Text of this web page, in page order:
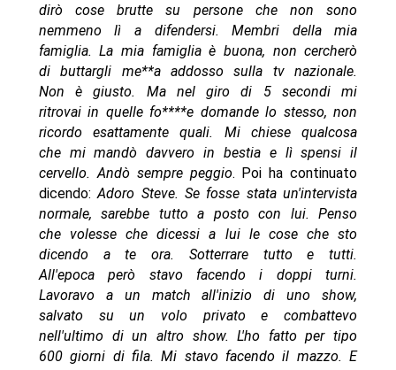
dirò cose brutte su persone che non sono
nemmeno lì a difendersi. Membri della mia
famiglia. La mia famiglia è buona, non cercherò
di buttargli me**a addosso sulla tv nazionale.
Non è giusto. Ma nel giro di 5 secondi mi
ritrovai in quelle fo****e domande lo stesso, non
ricordo esattamente quali. Mi chiese qualcosa
che mi mandò davvero in bestia e lì spensi il
cervello. Andò sempre peggio. Poi ha continuato
dicendo:Adoro Steve. Se fosse stata un'intervista
normale, sarebbe tutto a posto con lui. Penso
che volesse che dicessi a lui le cose che sto
dicendo a te ora. Sotterrare tutto e tutti.
All'epoca però stavo facendo i doppi turni.
Lavoravo a un match all'inizio di uno show,
salvato su un volo privato e combattevo
nell'ultimo di un altro show. L'ho fatto per tipo
600 giorni di fila. Mi stavo facendo il mazzo. E